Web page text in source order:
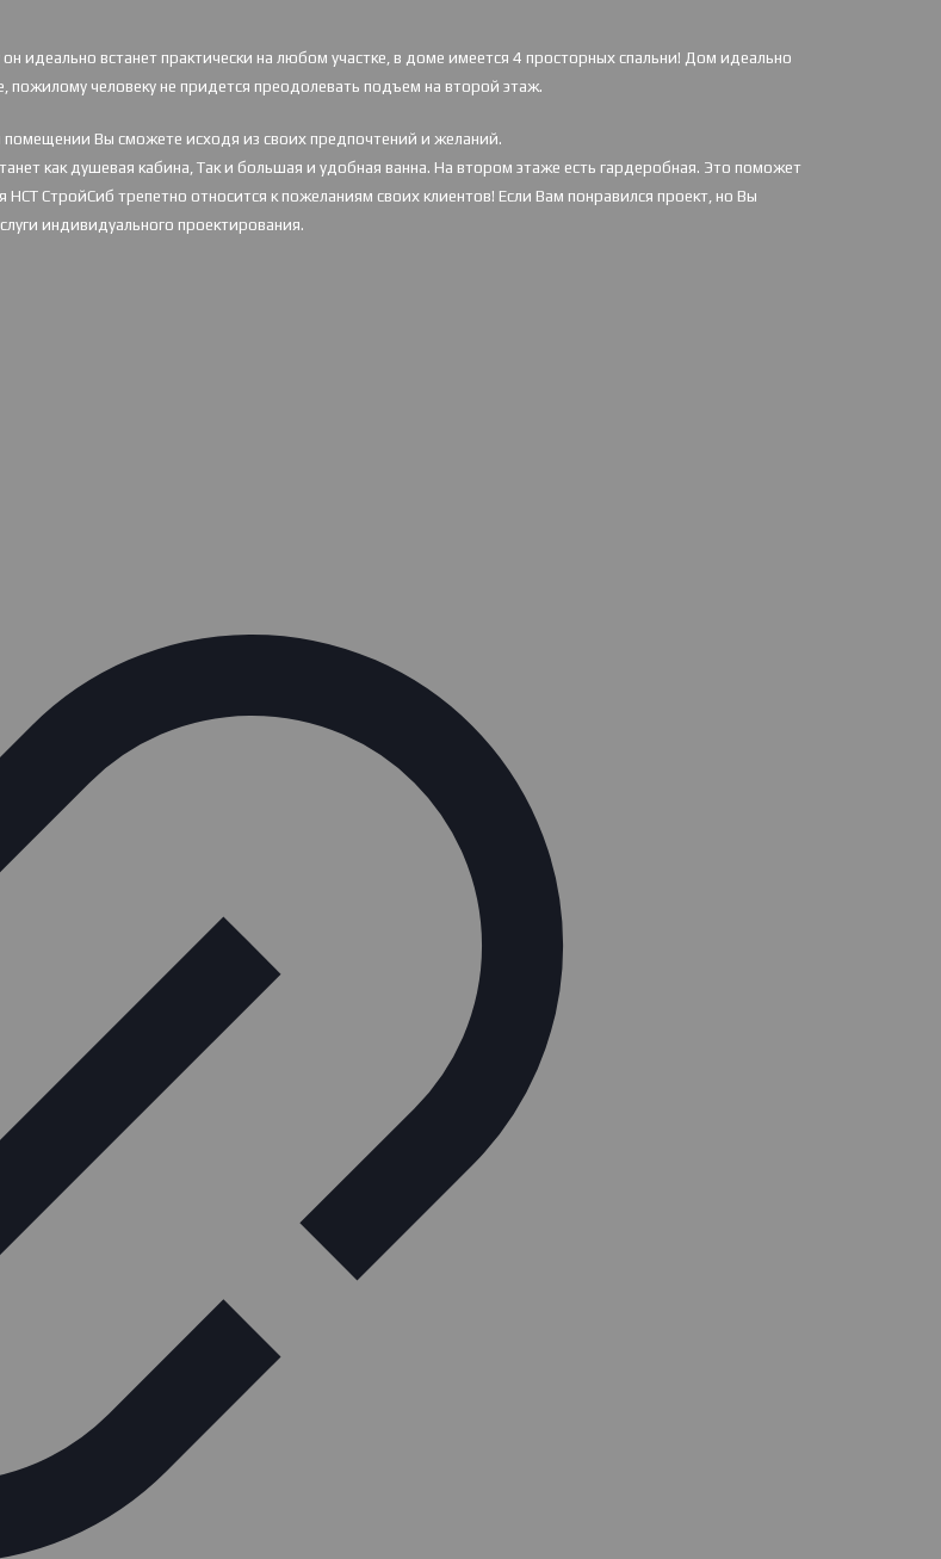
идеально встанет практически на любом участке, в доме имеется 4 просторных спальни! Дом идеально
пожилому человеку не придется преодолевать подъем на второй этаж.
помещении Вы сможете исходя из своих предпочтений и желаний.
как душевая кабина, Так и большая и удобная ванна. На втором этаже есть гардеробная. Это поможет
НСТ СтройСиб трепетно относится к пожеланиям своих клиентов! Если Вам понравился проект, но Вы
индивидуального проектирования.